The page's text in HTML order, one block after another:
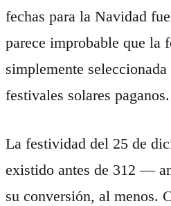
fechas para la Navidad
parece improbable que la
simplemente
festivales solares paganos.
La festividad del 25 de
existido antes de 312 —
su conversión, al menos.